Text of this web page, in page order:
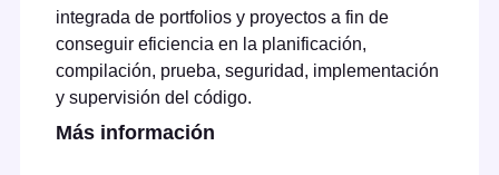
integrada de portfolios y proyectos a fin de
conseguir eficiencia en la planificación,
compilación, prueba, seguridad, implementación
y supervisión del código.
Más información